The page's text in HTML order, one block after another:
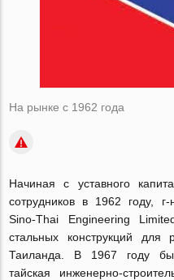
На рынке с 1962 года
Начиная с уставного
сотрудников в 1962 году,
Sino-Thai Engineering
стальных конструкций для
Таиланда. В 1967 году
тайская инженерно-